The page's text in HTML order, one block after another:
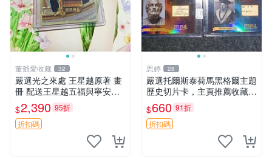
董爺愛收藏 32
嚴選光之來處 王星越原著 畫
冊 配送王星越五福與寧安特
別卡 超值收藏推薦 光之來處
王星越 插畫 極具收藏價值 寧
安典藏卡 限量收藏
$2,390 95折
折扣碼
思婷 28
嚴選托爾斯泰荷馬黑格爾主題
歷史切片卡，主頁推薦收藏更
多親拆好卡 歷史切片卡 托爾
斯泰 荷馬 黑格爾
$660 91折
折扣碼